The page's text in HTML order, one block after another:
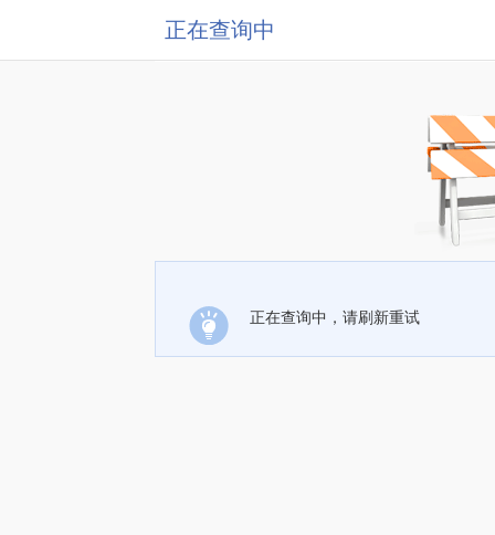
正在查询中
正在查询中，请刷新重试